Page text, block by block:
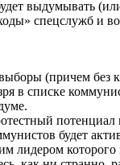
(или
спецслужб и
(причем
списке
будет
лидером